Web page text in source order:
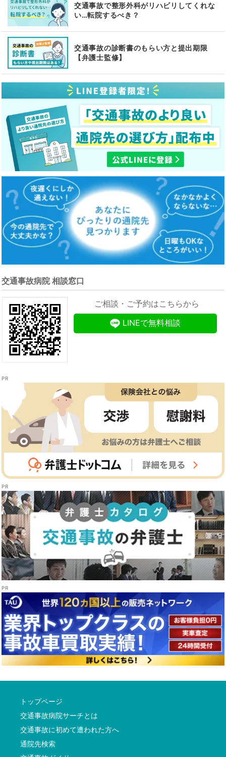
交通事故で整形外科がリハビリしてくれな
い…転院するべき？
交通事故の診断書のもらい方と提出期限
【弁護士監修】
交通事故病院 相談窓口
ご相談・ご予約はこちらから
LINEで無料相談
トップページ
交通事故病院サーチとは
交通事故に初めて遭われた方へ
通院先検索